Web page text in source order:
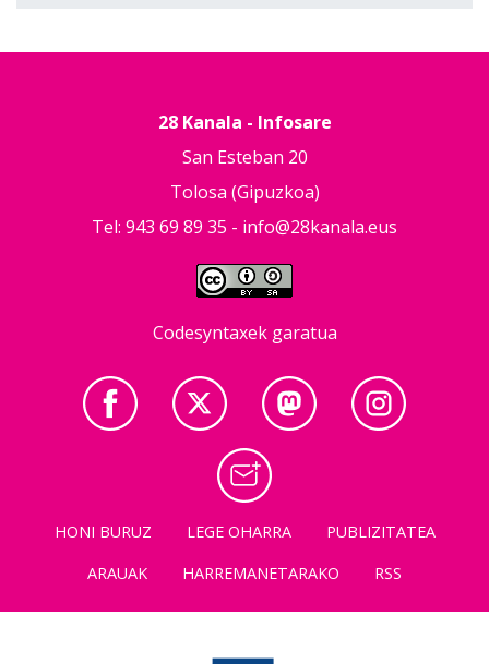
28 Kanala - Infosare
San Esteban 20
Tolosa (Gipuzkoa)
Tel: 943 69 89 35 - info@28kanala.eus
Codesyntaxek garatua
HONI BURUZ LEGE OHARRA
PUBLIZITATEA
ARAUAK
HARREMANETARAKO RSS